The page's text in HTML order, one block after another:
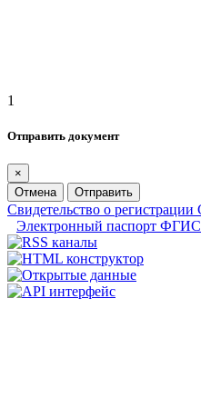
1
Отправить документ
×
Отмена
Отправить
Свидетельство о
Электронный паспорт